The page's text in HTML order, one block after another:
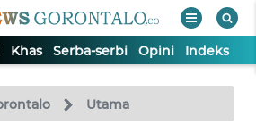
Khas Serba-serbi Opini Indeks
Utama